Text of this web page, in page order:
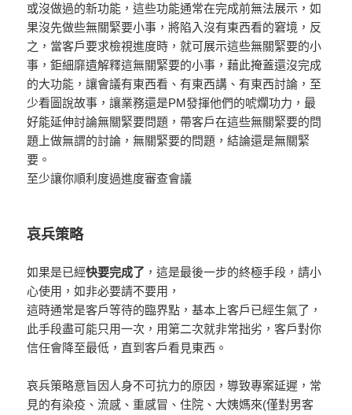
或沒做過的新功能，這些功能通常在完成前無法展示，如
果沒先做些無關緊要小事，將陷入沒有東西看的窘境，反
之，當客戶要求檢視進度時，就可展示這些無關緊要的小
事，鉅細靡遺解釋這無關緊要的小事，藉此掩蓋還沒完成
的大功能，讓會議有東西看、有東西講、有東西討論，至
少看圖說故事，讓業務還是PM發揮他們的唬爛功力，最
好能延伸討論無關緊要問題，帶客戶在這些無關緊要的問
題上做無謂的討論，無關緊要的問題，結論還是無關緊
要。
至少讓你順利度過進度審查會議
哀兵策略
如果是已經快要完成了 ，這是最後一步的終極手段，請小
心使用，如非必要請不要用，
這時通常是客戶等待的臨界點，基本上客戶已經生氣了，
此手段盡可能只用一次，用第二次就非常拙劣，客戶對你
信任會降至最低，直到客戶看見東西。
哀兵策略意旨因人身不可抗力的原因，導致專案延遲，常
見的有染疫、流感、重感冒、住院、大姨媽來(僅對男客